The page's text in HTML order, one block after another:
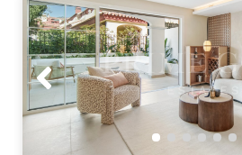
Previous